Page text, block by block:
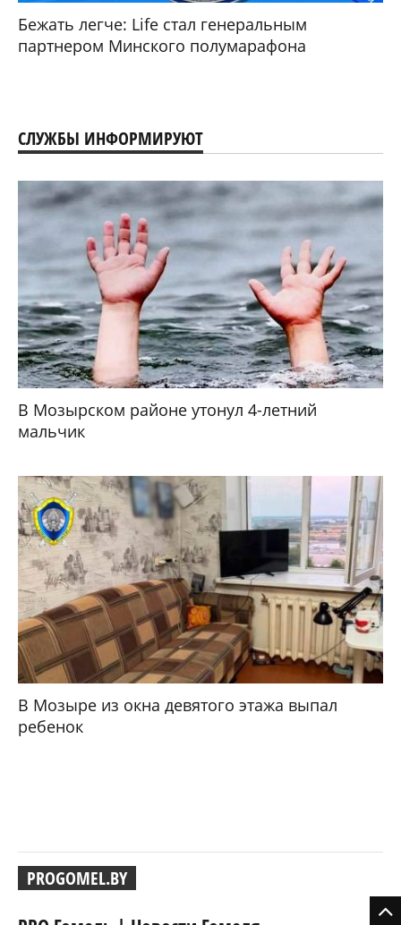
Бежать легче: Life стал генеральным
партнером Минского полумарафона
СЛУЖБЫ ИНФОРМИРУЮТ
В Мозырском районе утонул 4-летний
мальчик
В Мозыре из окна девятого этажа выпал
ребенок
PROGOMEL.BY